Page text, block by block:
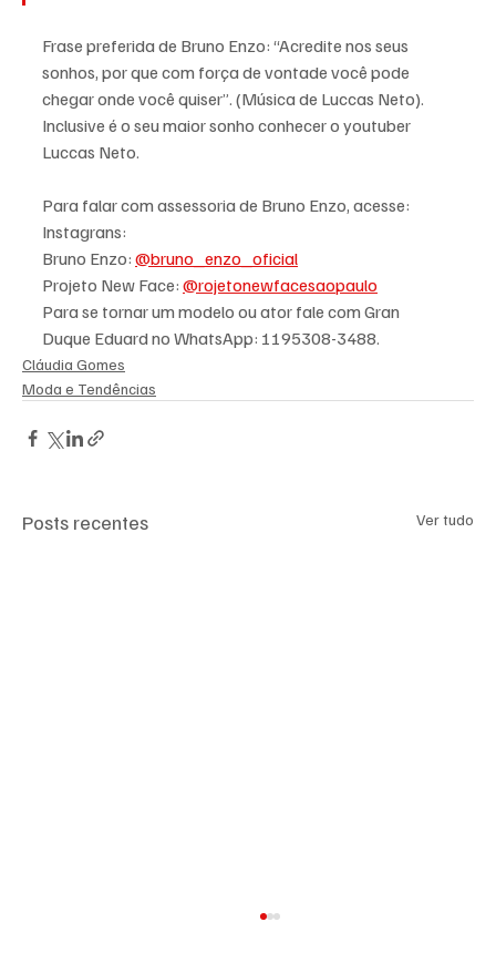
Frase preferida de Bruno Enzo: “Acredite nos seus
sonhos, por que com força de vontade você pode
chegar onde você quiser”. (Música de Luccas Neto).
Inclusive é o seu maior sonho conhecer o youtuber
Luccas Neto.
Para falar com assessoria de Bruno Enzo, acesse:
Instagrans:
Bruno Enzo: @bruno_enzo_oficial
Projeto New Face: @rojetonewfacesaopaulo
Para se tornar um modelo ou ator fale com Gran
Duque Eduard no WhatsApp: 1195308-3488.
Cláudia Gomes
Moda e Tendências
Posts recentes Ver tudo